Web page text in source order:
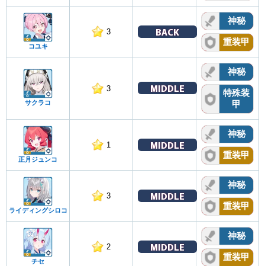
コユキ
3 BACK
神秘
重装甲
サクラコ
3 MIDDLE
神秘
特殊装
甲
正月ジュンコ
1 MIDDLE
神秘
重装甲
ライディングシロコ
3 MIDDLE
神秘
重装甲
チセ
2 MIDDLE
神秘
重装甲